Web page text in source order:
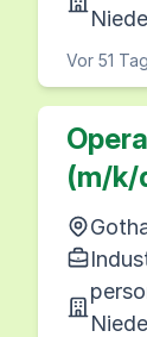
Vor 51
(m/k/